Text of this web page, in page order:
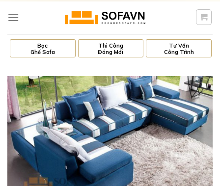
Bọc
Ghế Sofa
Thi Công
Đóng Mới
Tư Vấn
Công Trình